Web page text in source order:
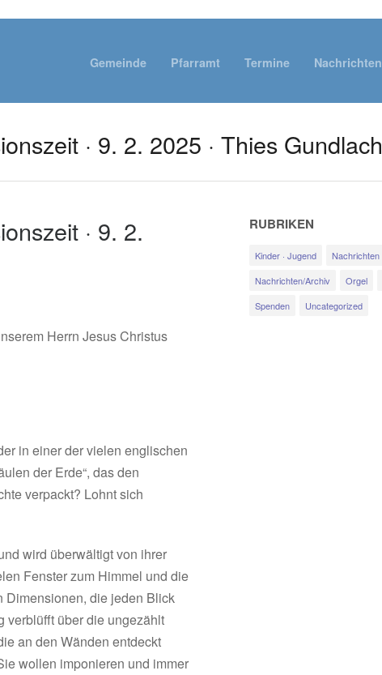
Gemeinde Pfarramt Termine Nachrichten
· 9. 2. 2025 · Thies Gundlach
· 9. 2.
Herrn Jesus Christus
in einer der vielen englischen
der Erde“, das den
verpackt? Lohnt sich
wird überwältigt von ihrer
Fenster zum Himmel und die
Dimensionen, die jeden Blick
verblüfft über die ungezählt
an den Wänden entdeckt
wollen imponieren und immer
RUBRIKEN
Kinder · Jugend
Nachrichten
Nachrichten/Archiv
Orgel
Spenden
Uncategorized